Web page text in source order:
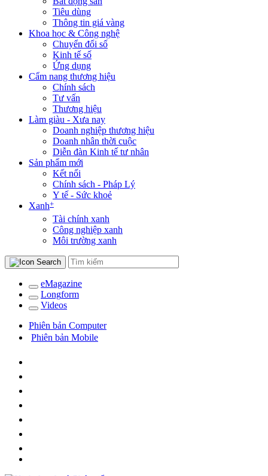
Tiêu dùng
Thông tin giá vàng
Khoa học & Công nghệ
Chuyển đổi số
Kinh tế số
Ứng dụng
Cẩm nang thương hiệu
Chính sách
Tư vấn
Thương hiệu
Làm giàu - Xưa nay
Doanh nghiệp thương hiệu
Doanh nhân thời cuộc
Diễn đàn Kinh tế tư nhân
Sản phẩm mới
Kết nối
Chính sách - Pháp Lý
Y tế - Sức khoẻ
Xanh+
Tài chính xanh
Công nghiệp xanh
Môi trường xanh
eMagazine
Longform
Videos
Phiên bản Computer
Phiên bản Mobile